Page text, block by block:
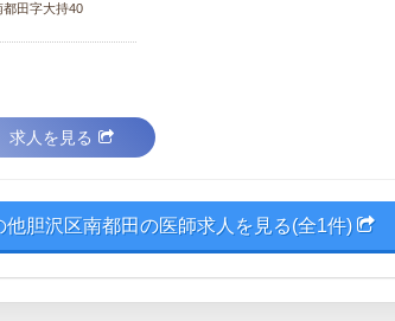
田字大持40
求人を見る
他胆沢区南都田の医師求人を見る(全1件)